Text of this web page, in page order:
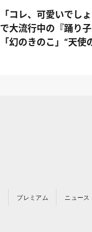
「コレ、可愛いでし
で大流行中の『踊り
「幻のきのこ」“天使
プレミアム ニュース